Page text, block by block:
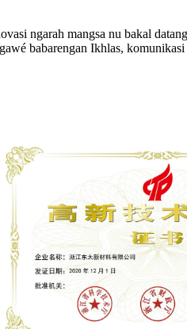
ngarah mangsa nu bakal
babarengan Ikhlas,